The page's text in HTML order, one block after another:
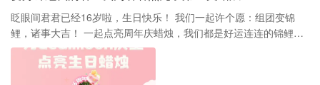
眨眼间君君已经16岁啦，生日快乐！ 我们一起许个愿：组团变锦
鲤，诸事大吉！ 一起点亮周年庆蜡烛，我们都是好运连连的锦鲤本
鲤！